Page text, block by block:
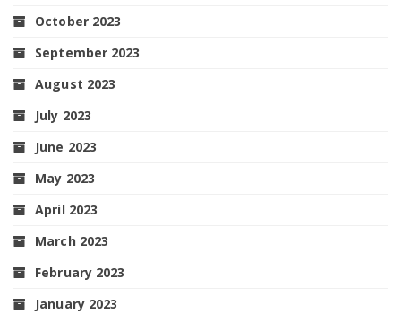
October 2023
September 2023
August 2023
July 2023
June 2023
May 2023
April 2023
March 2023
February 2023
January 2023